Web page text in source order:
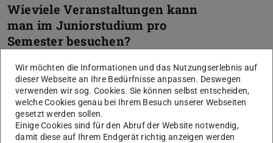
Wieviele Veranstaltungen kann
man im Juniorstudium pro
Semester besuchen?
Können sich Juniorstudierende die
gewünschten Veranstaltungen
einfach aussuchen?
Wir möchten die Informationen und das Nutzungserlebnis auf
dieser Webseite an Ihre Bedürfnisse anpassen. Deswegen
verwenden wir sog. Cookies. Sie können selbst entscheiden,
welche Cookies genau bei Ihrem Besuch unserer Webseiten
gesetzt werden sollen.
Einige Cookies sind für den Abruf der Website notwendig,
damit diese auf Ihrem Endgerät richtig anzeigen werden